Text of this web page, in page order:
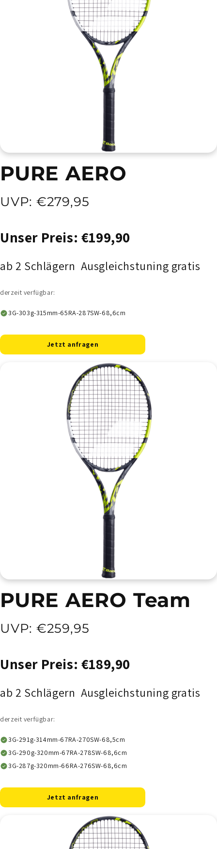
PURE AERO
UVP: €279,95
Unser Preis: €199,90
ab 2 Schlägern Ausgleichstuning gratis
derzeit verfügbar:
3G-303g-315mm-65RA-287SW-68,6cm
Jetzt anfragen
PURE AERO Team
UVP: €259,95
Unser Preis: €189,90
ab 2 Schlägern Ausgleichstuning gratis
derzeit verfügbar:
3G-291g-314mm-67RA-270SW-68,5cm
3G-290g-320mm-67RA-278SW-68,6cm
3G-287g-320mm-66RA-276SW-68,6cm
Jetzt anfragen